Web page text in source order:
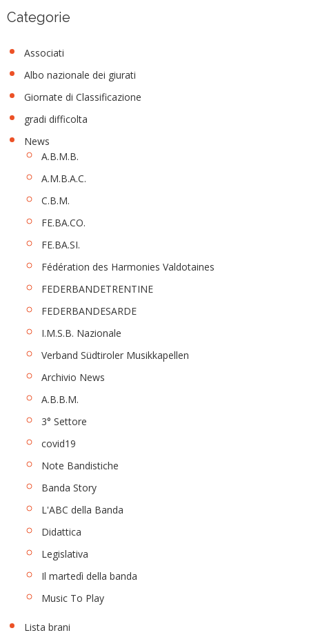
Categorie
Associati
Albo nazionale dei giurati
Giornate di Classificazione
gradi difficolta
News
A.B.M.B.
A.M.B.A.C.
C.B.M.
FE.BA.CO.
FE.BA.SI.
Fédération des Harmonies Valdotaines
FEDERBANDETRENTINE
FEDERBANDESARDE
I.M.S.B. Nazionale
Verband Südtiroler Musikkapellen
Archivio News
A.B.B.M.
3° Settore
covid19
Note Bandistiche
Banda Story
L'ABC della Banda
Didattica
Legislativa
Il martedì della banda
Music To Play
Lista brani